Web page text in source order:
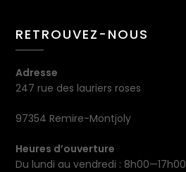
RETROUVEZ-NOUS
Adresse
247 rue des lauriers roses
97354 Remire-Montjoly
Heures d’ouverture
Du lundi au vendredi : 8h00—17h00